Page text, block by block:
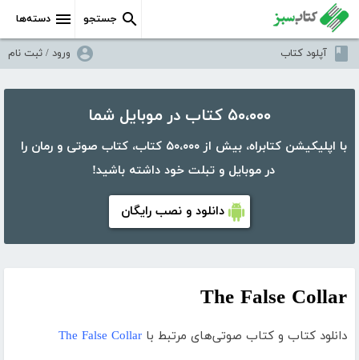
دسته‌ها جستجو
آپلود کتاب ورود / ثبت نام
۵۰،۰۰۰ کتاب در موبایل شما
با اپلیکیشن کتابراه، بیش از ۵۰،۰۰۰ کتاب، کتاب صوتی و رمان را
در موبایل و تبلت خود داشته باشید!
دانلود و نصب رایگان
The False Collar
دانلود کتاب و کتاب صوتی‌های مرتبط با The False Collar